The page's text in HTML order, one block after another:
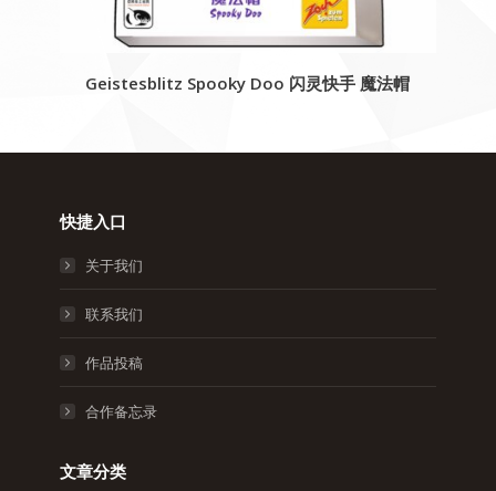
Geistesblitz Spooky Doo 闪灵快手 魔法帽
快捷入口
关于我们
联系我们
作品投稿
合作备忘录
文章分类